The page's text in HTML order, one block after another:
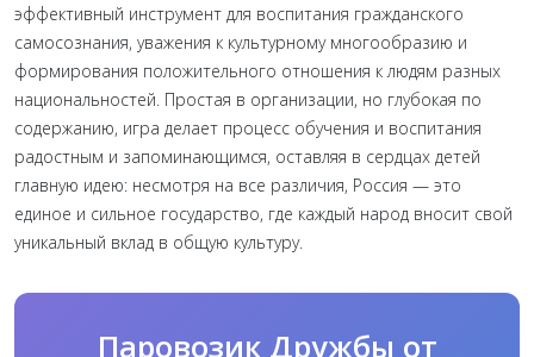
эффективный инструмент для воспитания гражданского
самосознания, уважения к культурному многообразию и
формирования положительного отношения к людям разных
национальностей. Простая в организации, но глубокая по
содержанию, игра делает процесс обучения и воспитания
радостным и запоминающимся, оставляя в сердцах детей
главную идею: несмотря на все различия, Россия — это
единое и сильное государство, где каждый народ вносит свой
уникальный вклад в общую культуру.
Паровозик Дружбы от